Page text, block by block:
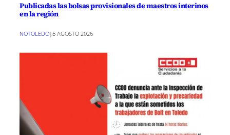
Publicadas las bolsas provisionales de maestros interinos
en la región
NOTOLEDO|5 AGOSTO 2026